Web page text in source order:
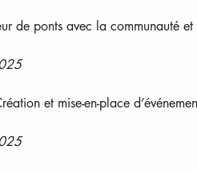
de ponts avec la communauté et
et mise-en-place